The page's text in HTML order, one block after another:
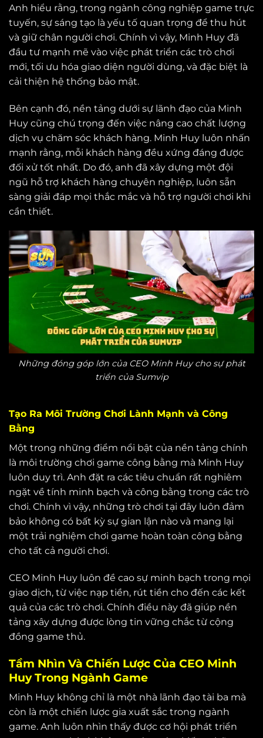
Anh hiểu rằng, trong ngành công nghiệp game trực
tuyến, sự sáng tạo là yếu tố quan trọng để thu hút
và giữ chân người chơi. Chính vì vậy, Minh Huy đã
đầu tư mạnh mẽ vào việc phát triển các trò chơi
mới, tối ưu hóa giao diện người dùng, và đặc biệt là
cải thiện hệ thống bảo mật.
Bên cạnh đó, nền tảng dưới sự lãnh đạo của Minh
Huy cũng chú trọng đến việc nâng cao chất lượng
dịch vụ chăm sóc khách hàng. Minh Huy luôn nhấn
mạnh rằng, mỗi khách hàng đều xứng đáng được
đối xử tốt nhất. Do đó, anh đã xây dựng một đội
ngũ hỗ trợ khách hàng chuyên nghiệp, luôn sẵn
sàng giải đáp mọi thắc mắc và hỗ trợ người chơi khi
cần thiết.
Những đóng góp lớn của CEO Minh Huy cho sự phát
triển của Sumvip
Tạo Ra Môi Trường Chơi Lành Mạnh và Công
Bằng
Một trong những điểm nổi bật của nền tảng chính
là môi trường chơi game công bằng mà Minh Huy
luôn duy trì. Anh đặt ra các tiêu chuẩn rất nghiêm
ngặt về tính minh bạch và công bằng trong các trò
chơi. Chính vì vậy, những trò chơi tại đây luôn đảm
bảo không có bất kỳ sự gian lận nào và mang lại
một trải nghiệm chơi game hoàn toàn công bằng
cho tất cả người chơi.
CEO Minh Huy luôn đề cao sự minh bạch trong mọi
giao dịch, từ việc nạp tiền, rút tiền cho đến các kết
quả của các trò chơi. Chính điều này đã giúp nền
tảng xây dựng được lòng tin vững chắc từ cộng
đồng game thủ.
Tầm Nhìn Và Chiến Lược Của CEO Minh
Huy Trong Ngành Game
Minh Huy không chỉ là một nhà lãnh đạo tài ba mà
còn là một chiến lược gia xuất sắc trong ngành
game. Anh luôn nhìn thấy được cơ hội phát triển